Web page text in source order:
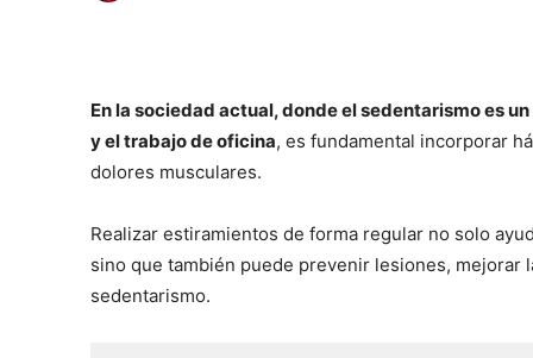
En la sociedad actual, donde el sedentarismo es
y el trabajo de oficina, es fundamental incorporar
dolores musculares.
Realizar estiramientos de forma regular no solo
sino que también puede prevenir lesiones,
sedentarismo.